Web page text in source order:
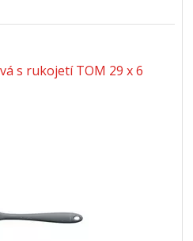
s rukojetí TOM 29 x 6